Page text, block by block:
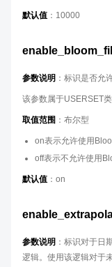
默认值 ：10000
参数说明 ：标识是否允
该参数属于USERSET
取值范围 ：布尔型
on表示允许使用
off表示不允许使用
默认值 ：on
参数说明 ：标识对于日
逻辑。使用该逻辑对于